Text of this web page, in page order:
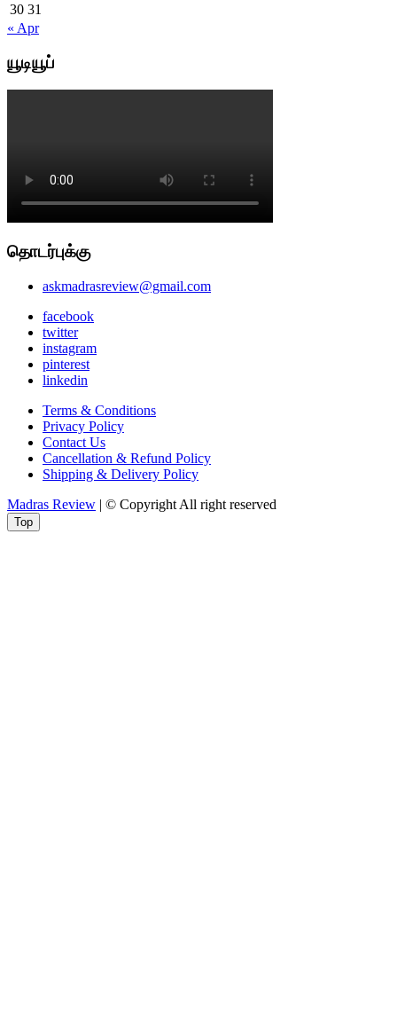
30 31
« Apr
யூடியூப்
தொடர்புக்கு
askmadrasreview@gmail.com
facebook
twitter
instagram
pinterest
linkedin
Terms & Conditions
Privacy Policy
Contact Us
Cancellation & Refund Policy
Shipping & Delivery Policy
Madras Review | © Copyright All right reserved
Top